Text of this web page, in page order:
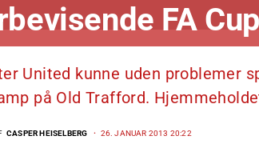
FA
United kunne uden problemer
på Old Trafford.
CASPER HEISELBERG 26. JANUAR 2013 20:22